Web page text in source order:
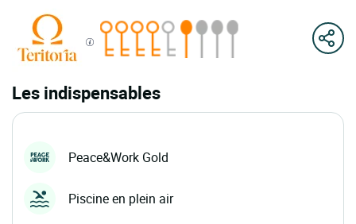
Les indispensables
Peace&Work Gold
Piscine en plein air